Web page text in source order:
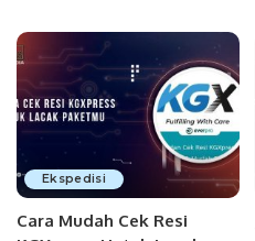
Ekspedisi
Cara Mudah Cek Resi